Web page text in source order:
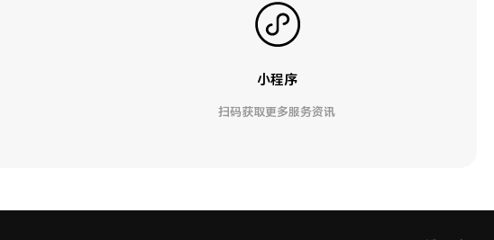
小程序
扫码获取更多服务资讯